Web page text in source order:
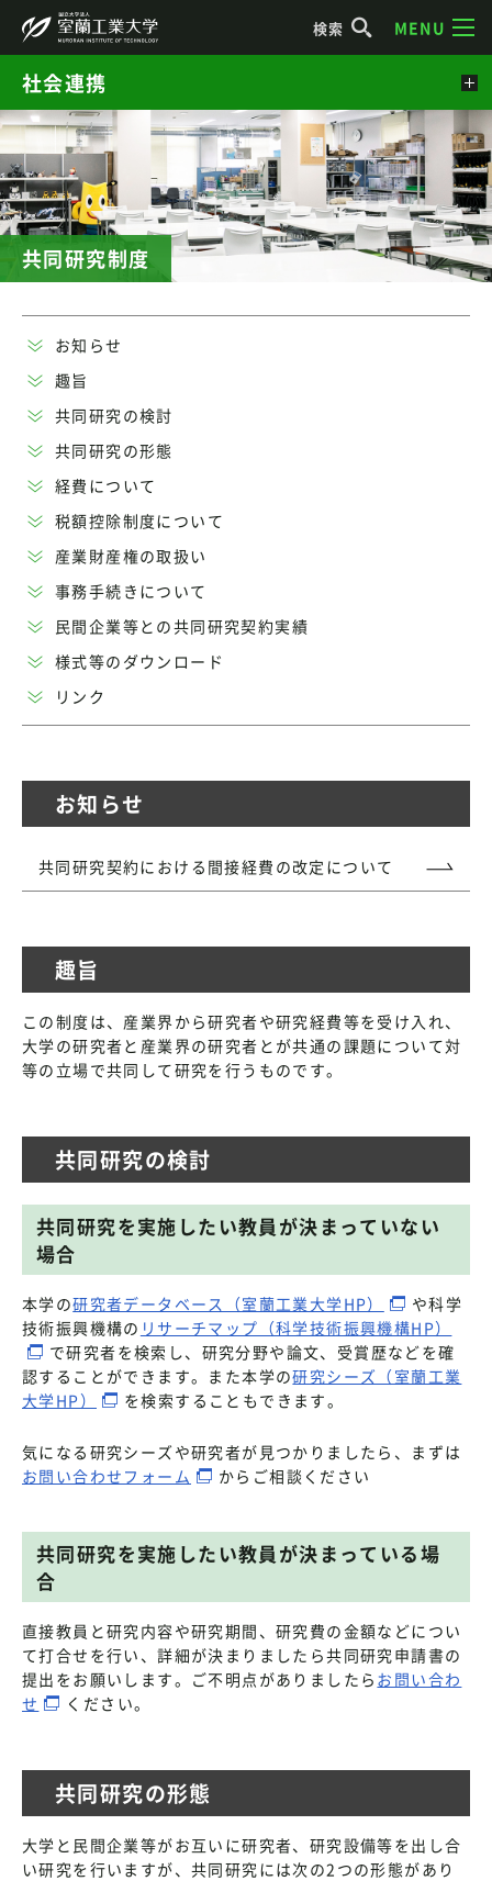
検索 MENU
共同研究制度
お知らせ
趣旨
共同研究の検討
共同研究の形態
経費について
税額控除制度について
産業財産権の取扱い
事務手続きについて
民間企業等との共同研究契約実績
様式等のダウンロード
リンク
お知らせ
共同研究契約における間接経費の改定について
趣旨
この制度は、産業界から研究者や研究経費等を受け入れ、
大学の研究者と産業界の研究者とが共通の課題について対
等の立場で共同して研究を行うものです。
共同研究の検討
共同研究を実施したい教員が決まっていない
場合
本学の研究者データベース（室蘭工業大学HP）
や科学
技術振興機構の リサーチマップ（科学技術振興機構HP）
で研究者を検索し、研究分野や論文、受賞歴などを確
認することができます。また本学の研究シーズ（室蘭工業
大学HP）
を検索することもできます。
気になる研究シーズや研究者が見つかりましたら、まずは
お問い合わせフォーム
からご相談ください
共同研究を実施したい教員が決まっている場
合
直接教員と研究内容や研究期間、研究費の金額などについ
て打合せを行い、詳細が決まりましたら共同研究申請書の
提出をお願いします。ご不明点がありましたら お問い合わ
せ
ください。
共同研究の形態
大学と民間企業等がお互いに研究者、研究設備等を出し合
い研究を行いますが、共同研究には次の2つの形態があり
社会連携